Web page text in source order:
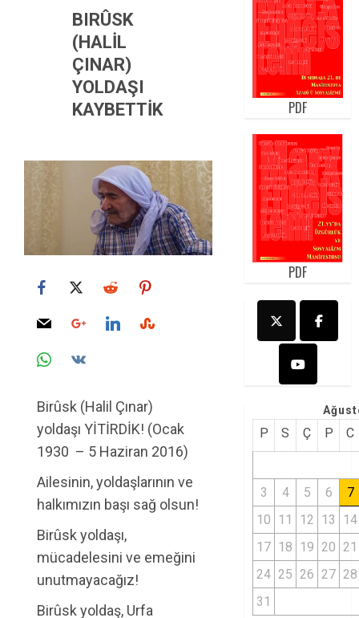
BIRÛSK
(HALİL
ÇINAR)
YOLDAŞI
KAYBETTİK
Birûsk (Halil Çınar)
yoldaşı YİTİRDİK! (Ocak
1930 – 5 Haziran 2016)
Ailesinin, yoldaşlarının ve
halkımızın başı sağ olsun!
Birûsk yoldaşı,
mücadelesini ve emeğini
unutmayacağız!
Birûsk yoldaş, Urfa
PDF
PDF
P S Ç P C
3 4 5 6
7
10 11 12 13
14
17 18 19 20 21
24 25 26 27 28
31